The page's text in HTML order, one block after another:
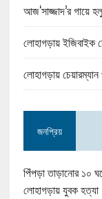
আজ‘সাজ্জাদ’র গায়ে
লোহাগড়ায় ইজিবাইক
লোহাগড়ায়
জনপ্রিয়
পিঁপড়া তাড়ানোর ১০
লোহাগড়ায় যুবক হত্যা